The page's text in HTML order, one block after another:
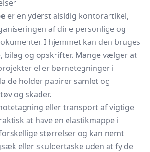
er en yderst alsidig kontorartikel,
af dine personlige og
I hjemmet kan den bruges
bilag og opskrifter. Mange vælger at
eller børnetegninger i
de holder papirer samlet og
og skader.
eller transport af vigtige
at have en elastikmappe i
størrelser og kan nemt
eller skuldertaske uden at fylde